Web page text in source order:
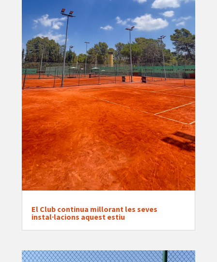
El Club continua millorant les seves
instal·lacions aquest estiu